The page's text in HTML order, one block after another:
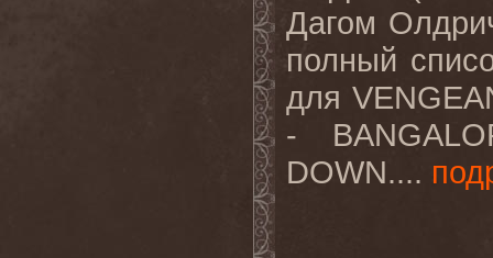
Дагом
полный
для
-
DOWN....